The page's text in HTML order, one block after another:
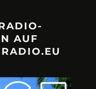
AUF